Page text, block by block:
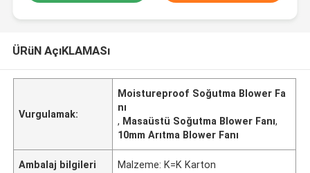
ÜRüN AçıKLAMASı
Vurgulamak:
Moistureproof Soğutma Blower Fa
nı
, Masaüstü Soğutma Blower Fanı,
10mm Arıtma Blower Fanı
Ambalaj bilgileri Malzeme: K=K Karton